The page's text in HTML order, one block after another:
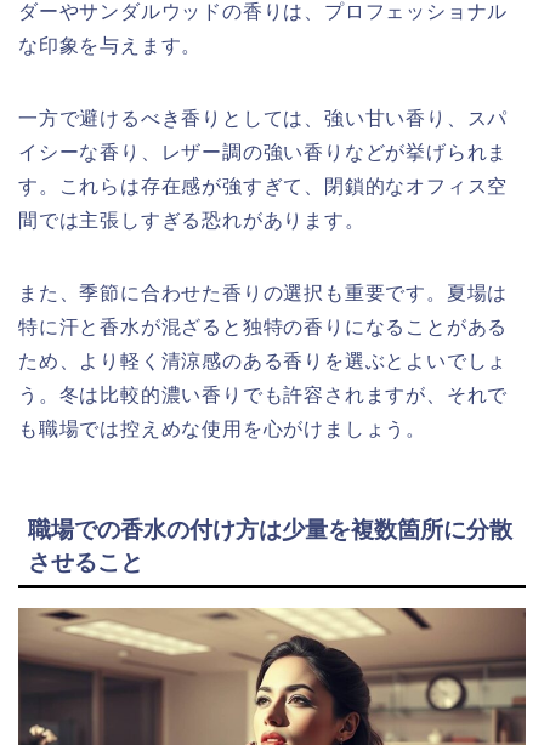
ダーやサンダルウッドの香りは、プロフェッショナル
な印象を与えます。
一方で避けるべき香りとしては、強い甘い香り、スパ
イシーな香り、レザー調の強い香りなどが挙げられま
す。これらは存在感が強すぎて、閉鎖的なオフィス空
間では主張しすぎる恐れがあります。
また、季節に合わせた香りの選択も重要です。夏場は
特に汗と香水が混ざると独特の香りになることがある
ため、より軽く清涼感のある香りを選ぶとよいでしょ
う。冬は比較的濃い香りでも許容されますが、それで
も職場では控えめな使用を心がけましょう。
職場での香水の付け方は少量を複数箇所に分散
させること